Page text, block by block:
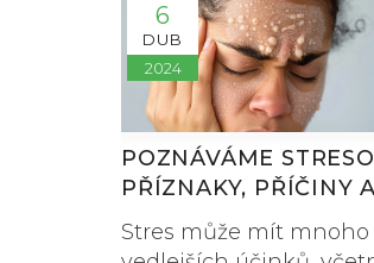
6
DUB
2024
POZNÁVÁME
PŘÍZNAKY, PŘÍČINY
Stres může mít